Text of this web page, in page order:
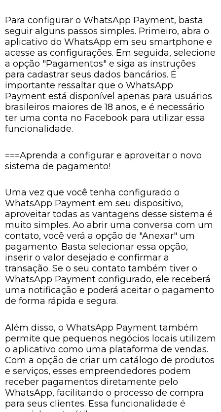
Para configurar o WhatsApp Payment, basta
seguir alguns passos simples. Primeiro, abra o
aplicativo do WhatsApp em seu smartphone e
acesse as configurações. Em seguida, selecione
a opção "Pagamentos" e siga as instruções
para cadastrar seus dados bancários. É
importante ressaltar que o WhatsApp
Payment está disponível apenas para usuários
brasileiros maiores de 18 anos, e é necessário
ter uma conta no Facebook para utilizar essa
funcionalidade.
===Aprenda a configurar e aproveitar o novo
sistema de pagamento!
Uma vez que você tenha configurado o
WhatsApp Payment em seu dispositivo,
aproveitar todas as vantagens desse sistema é
muito simples. Ao abrir uma conversa com um
contato, você verá a opção de "Anexar" um
pagamento. Basta selecionar essa opção,
inserir o valor desejado e confirmar a
transação. Se o seu contato também tiver o
WhatsApp Payment configurado, ele receberá
uma notificação e poderá aceitar o pagamento
de forma rápida e segura.
Além disso, o WhatsApp Payment também
permite que pequenos negócios locais utilizem
o aplicativo como uma plataforma de vendas.
Com a opção de criar um catálogo de produtos
e serviços, esses empreendedores podem
receber pagamentos diretamente pelo
WhatsApp, facilitando o processo de compra
para seus clientes. Essa funcionalidade é